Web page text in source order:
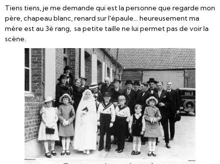
Tiens tiens, je me demande qui est la personne que regarde mon
père, chapeau blanc, renard sur l'épaule... heureusement ma
mère est au 3è rang, sa petite taille ne lui permet pas de voir la
scène.